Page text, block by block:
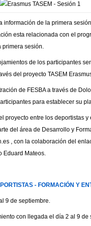
información de la primera
esta relacionada con el
primera sesión.
de los participantes
del proyecto TASEM
de FESBA a través de
para establecer su
proyecto entre los deportistas
del área de Desarrollo y
, con la colaboración del
Eduard Mateos.
- FORMACIÓN Y
9 de septiembre.
con llegada el día 2 al 9 de